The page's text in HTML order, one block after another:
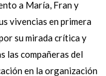
a María, Fran y
vivencias en primera
su mirada crítica y
las compañeras del
en la organización